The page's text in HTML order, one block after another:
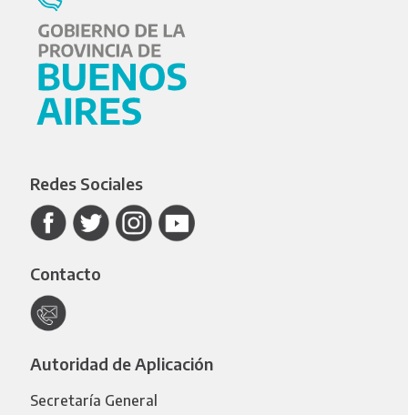
Redes Sociales
Contacto
Autoridad de Aplicación
Secretaría General